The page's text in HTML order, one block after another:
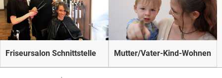
Friseursalon Schnittstelle Mutter/Vater-Kind-Wohnen